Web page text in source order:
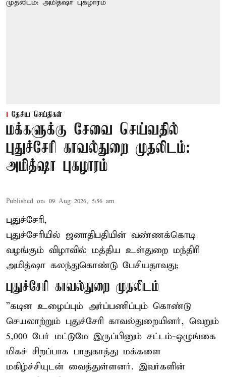
தேசிய செய்திகள்
மக்களுக்கு சேவை செய்வதில்
புதுச்சேரி காவல்துறை முதலிடம்:
அமித்ஷா புகழாரம்
Published on: 09 Aug 2026, 5:56 am
புதுச்சேரி,
புதுச்சேரியில் ஜனாதிபதியின் வண்ணக்கொடி
வழங்கும் விழாவில் மத்திய உள்துறை மந்திரி
அமித்ஷா கலந்துகொண்டு பேசியதாவது;
புதுச்சேரி காவல்துறை முதலிடம்
”கடின உழைப்பும் அர்ப்பணிப்பும் கொண்டு
செயலாற்றும் புதுச்சேரி காவல்துறையினர், வெறும்
5,000 பேர் மட்டுமே இருப்பினும் சட்டம்-ஒழுங்கை
மிகச் சிறப்பாக பாதுகாத்து மக்களை
மகிழ்ச்சியுடன் வைத்துள்ளனர். இவர்களின்